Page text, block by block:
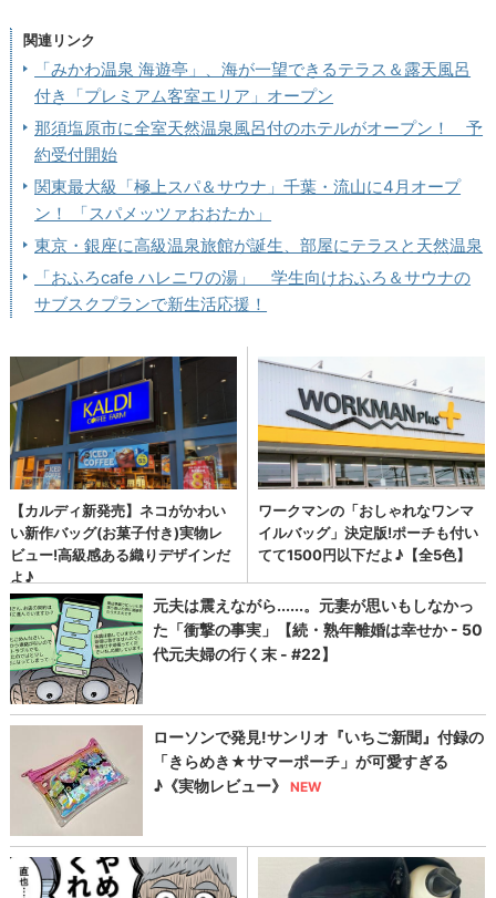
関連リンク
「みかわ温泉 海遊亭」、海が一望できるテラス＆露天風呂
付き「プレミアム客室エリア」オープン
那須塩原市に全室天然温泉風呂付のホテルがオープン！ 予
約受付開始
関東最大級「極上スパ＆サウナ」千葉・流山に4月オープ
ン！ 「スパメッツァおおたか」
東京・銀座に高級温泉旅館が誕生、部屋にテラスと天然温泉
「おふろcafe ハレニワの湯」 学生向けおふろ＆サウナの
サブスクプランで新生活応援！